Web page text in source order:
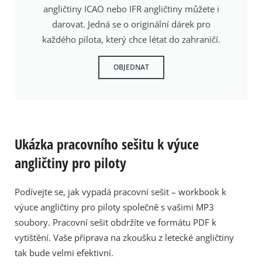
angličtiny ICAO nebo IFR angličtiny můžete i
darovat. Jedná se o originální dárek pro
každého pilota, který chce létat do zahraničí.
OBJEDNAT
Ukázka pracovního sešitu k výuce
angličtiny pro piloty
Podívejte se, jak vypadá pracovní sešit – workbook k
výuce angličtiny pro piloty společně s vašimi MP3
soubory. Pracovní sešit obdržíte ve formátu PDF k
vytištění. Vaše příprava na zkoušku z letecké angličtiny
tak bude velmi efektivní.